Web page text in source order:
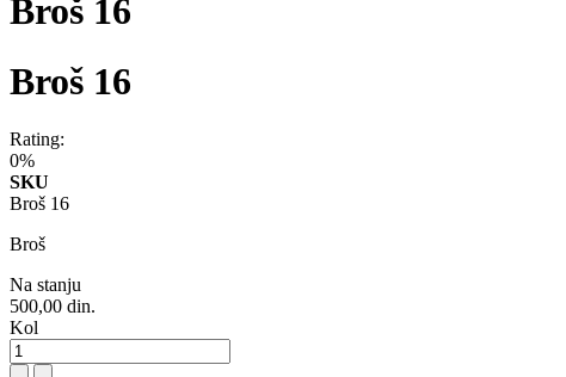
Broš 16
Broš 16
Rating:
0%
SKU
Broš 16
Broš
Na stanju
500,00 din.
Kol